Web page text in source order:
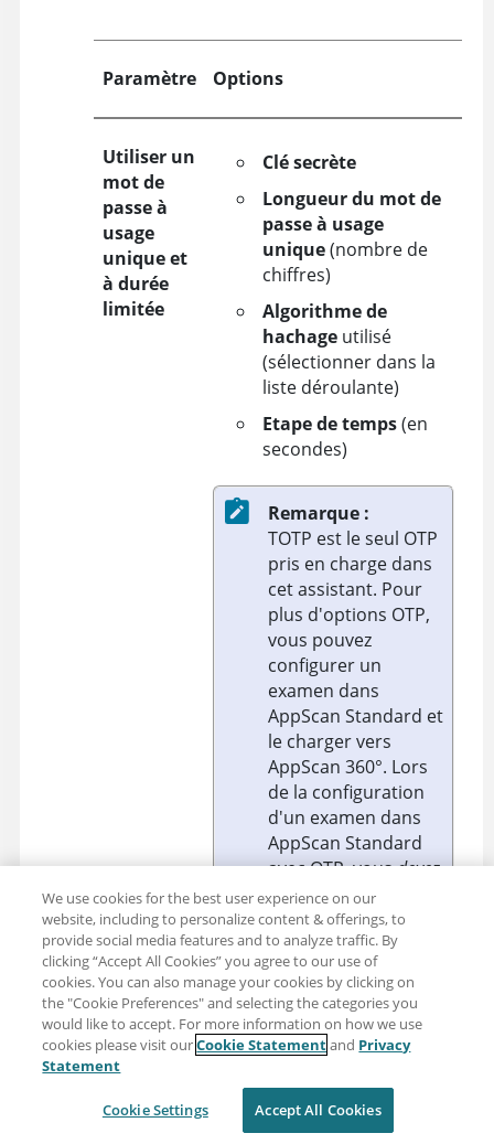
Paramètre Options
Utiliser un
mot de
passe à
usage
unique et
à durée
limitée
Clé secrète
Longueur du mot de
passe à usage
unique(nombre de
chiffres)
Algorithme de
hachageutilisé
(sélectionner dans la
liste déroulante)
Etape de temps(en
secondes)
Remarque :
TOTP est le seul OTP
pris en charge dans
cet assistant. Pour
plus d'options OTP,
vous pouvez
configurer un
examen dans
AppScan Standard et
le charger vers
AppScan 360°. Lors
de la configuration
d'un examen dans
AppScan Standard
avec OTP, vousdevez
utiliser la connexion
basée sur les
actions, et non la
connexion basée sur
les demandes. Pour
plus d'informations,
consultez la
AppScan Standard
We use cookies for the best user experience on our
website, including to personalize content & offerings, to
provide social media features and to analyze traffic. By
clicking “Accept All Cookies” you agree to our use of
cookies. You can also manage your cookies by clicking on
the "Cookie Preferences" and selecting the categories you
would like to accept. For more information on how we use
cookies please visit ourCookie Statementand Privacy
Statement
Cookie Settings Accept All Cookies